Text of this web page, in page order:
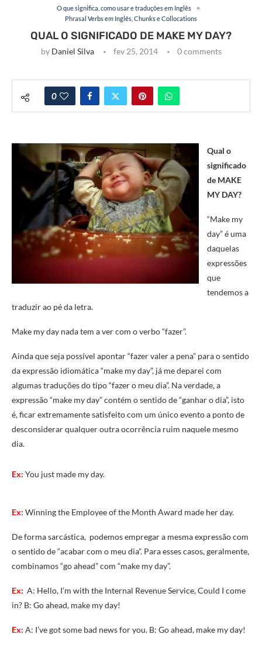
O que significa, como usar e traduções em Inglês
Phrasal Verbs em Inglês, Chunks e Collocations
QUAL O SIGNIFICADO DE MAKE MY DAY?
by Daniel Silva fev 25, 2014 0 comments
0
Qual o
significado
de MAKE
MY DAY?
“Make my
day” é uma
daquelas
expressões
que
tendemos a
traduzir ao pé da letra.
Make my day nada tem a ver com o verbo “fazer”.
Ainda que seja possível apontar “fazer valer a pena” para o sentido
da expressão idiomática “make my day”, já me deparei com
algumas traduções do tipo “fazer o meu dia”. Na verdade, a
expressão “make my day” contém o sentido de “ganhar o dia”, isto
é, ficar extremamente satisfeito com um único evento a ponto de
desconsiderar qualquer outra ocorrência ruim naquele mesmo
dia.
Ex: You just made my day.
Ex: Winning the Employee of the Month Award made her day.
De forma sarcástica, podemos empregar a mesma expressão com
o sentido de “acabar com o meu dia”. Para esses casos, geralmente,
combinamos “go ahead” com “make my day”.
Ex: A: Hello, I’m with the Internal Revenue Service, Could I come
in? B: Go ahead, make my day!
Ex: A: I’ve got some bad news for you. B: Go ahead, make my day!